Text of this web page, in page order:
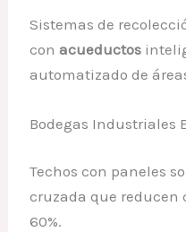
Sistemas de
conacueductos
automatizado de
Bodegas Industriales
Techos con paneles
cruzada que reducen
60%.